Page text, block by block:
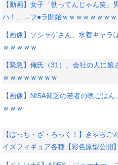
【動画】女子「勃ってんじゃん笑
ハ！」→フ●ラ開始ｗｗｗｗｗｗｗｗ
【画像】ソシャゲさん、水着キャ
ｗｗｗｗｗ
【緊急】俺氏（31）、会社の人に
ｗｗｗｗｗｗｗｗ
【画像】NISA貧乏の若者の晩ごは
ｗｗｗ
【ぼっち・ざ・ろっく！】きゃら
イズフィギュア各種【彩色原型公開】